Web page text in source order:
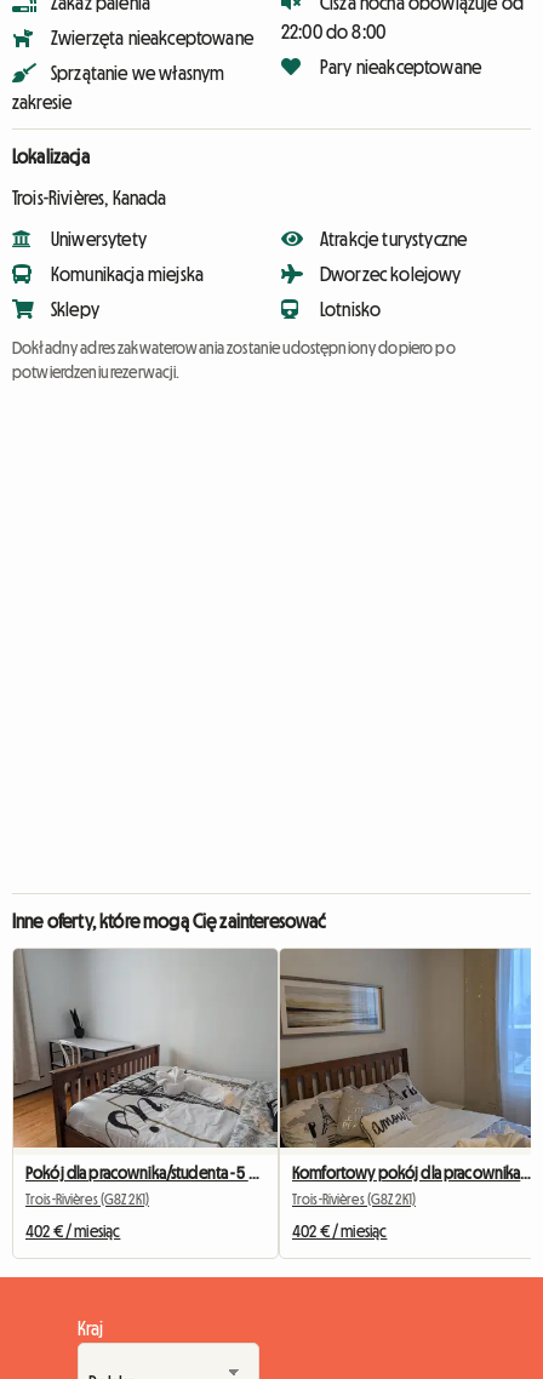
Zwierzęta nieakceptowane
Sprzątanie we własnym
zakresie
22:00 do 8:00
Pary nieakceptowane
Lokalizacja
Trois-Rivières, Kanada
Uniwersytety
Komunikacja miejska
Sklepy
Atrakcje turystyczne
Dworzec kolejowy
Lotnisko
Dokładny adres zakwaterowania zostanie udostępniony dopiero po
potwierdzeniu rezerwacji.
Inne oferty, które mogą Cię zainteresować
Trois-Rivières (G8Z 2K1)
402 € / miesiąc
Trois-Rivières (G8Z 2K1)
402 € / miesiąc
Kraj